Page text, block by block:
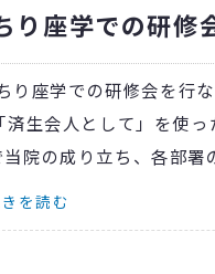
り座学での研修
座学での研修会を行な
生会人として」を使っ
院の成り立ち、各部署
院の職員としての大事
が行なわれることにな
を読む